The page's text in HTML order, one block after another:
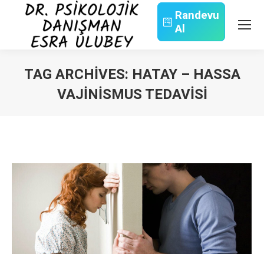
Randevu
Al
TAG ARCHIVES: HATAY – HASSA
VAJINISMUS TEDAVISI